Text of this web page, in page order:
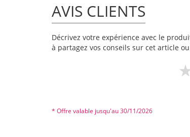
AVIS CLIENTS
Décrivez votre expérience avec le
à partagez vos conseils sur cet article
* Offre valable jusqu'au 30/11/2026